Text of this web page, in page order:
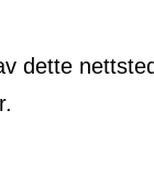
dette